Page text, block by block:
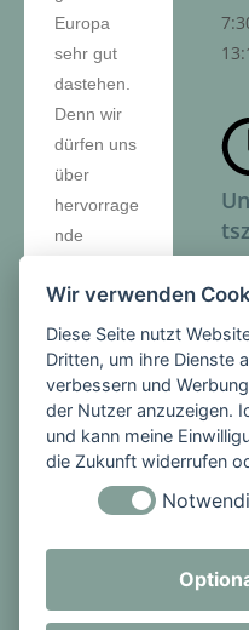
1.
2.
Europa
sehr gut
dastehen.
Denn wir
dürfen uns
über
hervorrage
nde
freuen. Wir
belegen
die Plätze
2 und 3, 5,
6, 8 und 9
auf
ch und
Wir verwenden
Diese Seite nutzt
Dritten, um ihre Dienste
verbessern und
der Nutzer anzuzeigen.
und kann meine
die Zukunft widerrufen